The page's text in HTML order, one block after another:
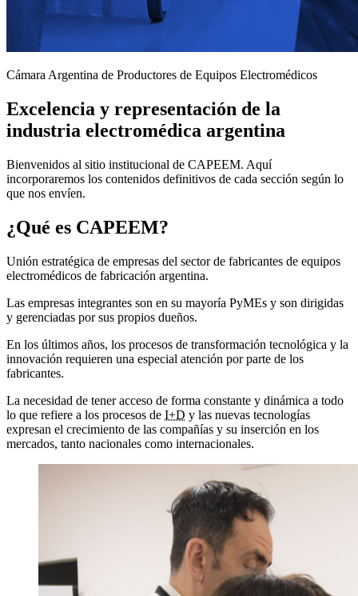
Cámara Argentina de Productores de Equipos Electromédicos
Excelencia y representación de la
industria electromédica argentina
Bienvenidos al sitio institucional de CAPEEM. Aquí
incorporaremos los contenidos definitivos de cada sección según lo
que nos envíen.
¿Qué es CAPEEM?
Unión estratégica de empresas del sector de fabricantes de equipos
electromédicos de fabricación argentina.
Las empresas integrantes son en su mayoría PyMEs y son dirigidas
y gerenciadas por sus propios dueños.
En los últimos años, los procesos de transformación tecnológica y la
innovación requieren una especial atención por parte de los
fabricantes.
La necesidad de tener acceso de forma constante y dinámica a todo
lo que refiere a los procesos de I+D y las nuevas tecnologías
expresan el crecimiento de las compañías y su inserción en los
mercados, tanto nacionales como internacionales.